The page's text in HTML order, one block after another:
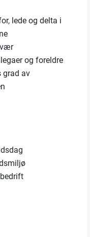
lede og delta i
vær
og foreldre
grad av